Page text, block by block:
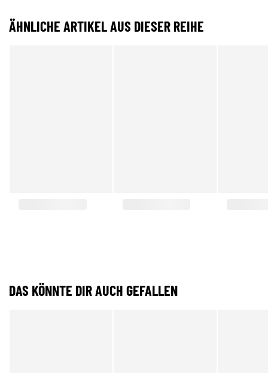
ÄHNLICHE ARTIKEL AUS DIESER REIHE
DAS KÖNNTE DIR AUCH GEFALLEN